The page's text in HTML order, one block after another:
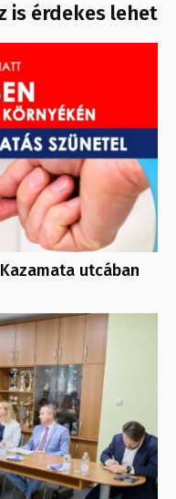
is érdekes lehet
utcában